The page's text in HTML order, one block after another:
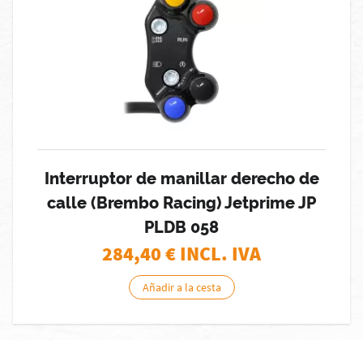
Interruptor de manillar derecho de
calle (Brembo Racing) Jetprime JP
PLDB 058
284,40€ INCL. IVA
Añadir a la cesta